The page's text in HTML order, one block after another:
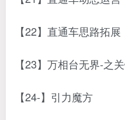
【22】直通车思路拓展
【23】万相台无界-之
【24-】引力魔方